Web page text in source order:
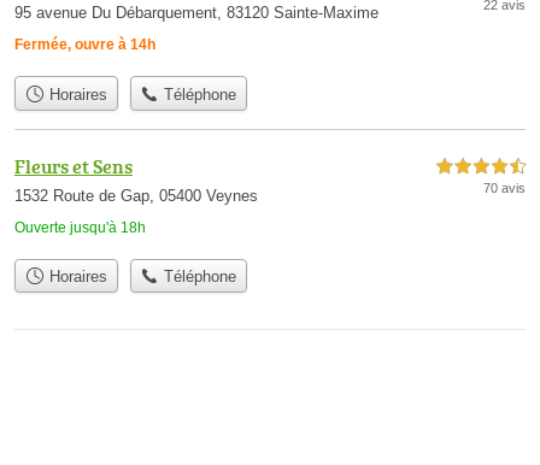
95 avenue Du Débarquement, 83120 Sainte-Maxime
Fermée, ouvre à 14h
22 avis
Horaires Téléphone
Fleurs et Sens
1532 Route de Gap, 05400 Veynes
Ouverte jusqu'à 18h
4,5 étoiles sur 5
70 avis
Horaires Téléphone